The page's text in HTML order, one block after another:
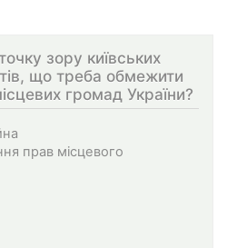
зору київських
що треба обмежити
громад України?
прав місцевого